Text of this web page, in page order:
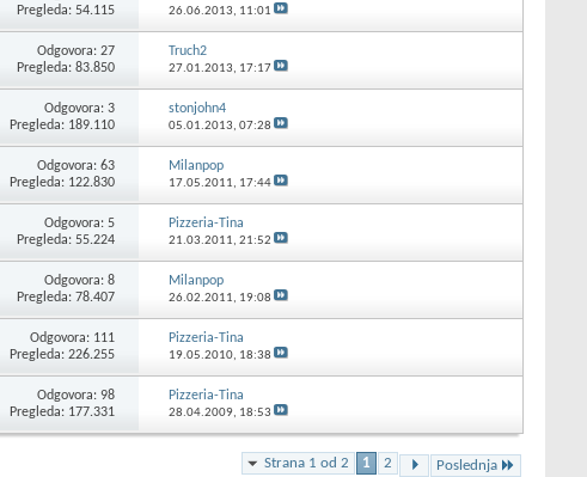
Pregleda: 54.115
26.06.2013, 11:01
Odgovora:27
Pregleda: 83.850
Truch2
27.01.2013, 17:17
Odgovora:3
Pregleda: 189.110
stonjohn4
05.01.2013, 07:28
Odgovora:63
Pregleda: 122.830
Milanpop
17.05.2011, 17:44
Odgovora:5
Pregleda: 55.224
Pizzeria-Tina
21.03.2011, 21:52
Odgovora:8
Pregleda: 78.407
Milanpop
26.02.2011, 19:08
Odgovora: 111
Pregleda: 226.255
Pizzeria-Tina
19.05.2010, 18:38
Odgovora:98
Pregleda: 177.331
Pizzeria-Tina
28.04.2009, 18:53
Strana 1 od 2 1 2 Poslednja